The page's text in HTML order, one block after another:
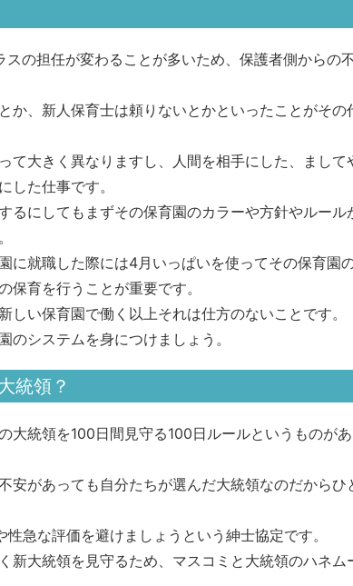
の担任が変わることが多いため、保護者側からの
か、新人保育士は頼りないとかといったことがその
て大きく異なりますし、人間を相手にした、まして
した仕事です。
るにしてもまずその保育園のカラーや方針やルール
に就職した際には4月いっぱいを使ってその保育園
保育を行うことが重要です。
しい保育園で働く以上それは仕方のないことです。
のシステムを身につけましょう。
統領？
大統領を100日間見守る100日ルールというものがあ
安があっても自分たちが選んだ大統領なのだからひ
急な評価を避けましょうという紳士協定です。
新大統領を見守るため、マスコミと大統領のハネム